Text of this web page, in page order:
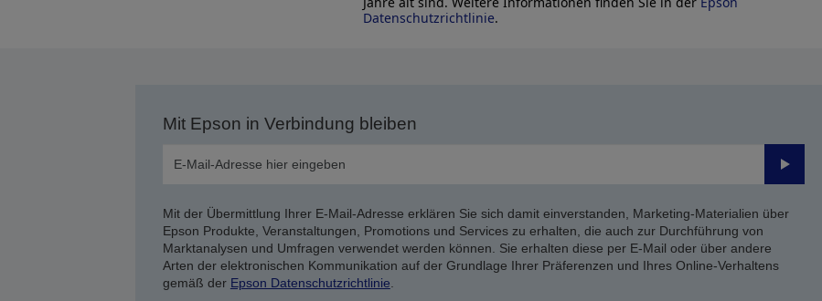
Datenschutzrichtlinie.
Mit Epson in Verbindung bleiben
Senden
Mit der Übermittlung Ihrer E-Mail-Adresse erklären Sie sich damit einverstanden, Marketing-Materialien über
Epson Produkte, Veranstaltungen, Promotions und Services zu erhalten, die auch zur Durchführung von
Marktanalysen und Umfragen verwendet werden können. Sie erhalten diese per E-Mail oder über andere
Arten der elektronischen Kommunikation auf der Grundlage Ihrer Präferenzen und Ihres Online-Verhaltens
gemäß der Epson Datenschutzrichtlinie